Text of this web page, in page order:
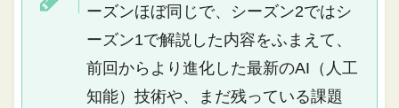
ーズンほぼ同じで、シーズン2ではシ
ーズン1で解説した内容をふまえて、
前回からより進化した最新のAI（人工
知能）技術や、まだ残っている課題